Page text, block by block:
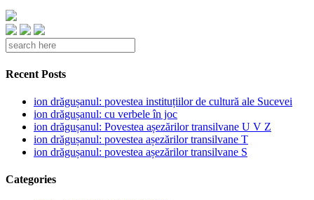
Recent Posts
ion drăgușanul: povestea instituțiilor de cultură ale Sucevei
ion drăgușanul: cu verbele în joc
ion drăgușanul: Povestea așezărilor transilvane U V Z
ion drăgușanul: povestea așezărilor transilvane T
ion drăgușanul: povestea așezărilor transilvane S
Categories